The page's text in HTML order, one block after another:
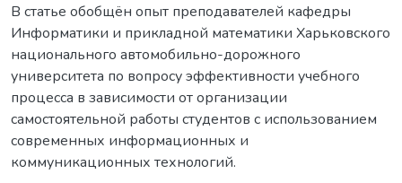
В статье обобщён опыт преподавателей кафедры
Информатики и прикладной математики Харьковского
национального автомобильно-дорожного
университета по вопросу эффективности учебного
процесса в зависимости от организации
самостоятельной работы студентов с использованием
современных информационных и
коммуникационных технологий.